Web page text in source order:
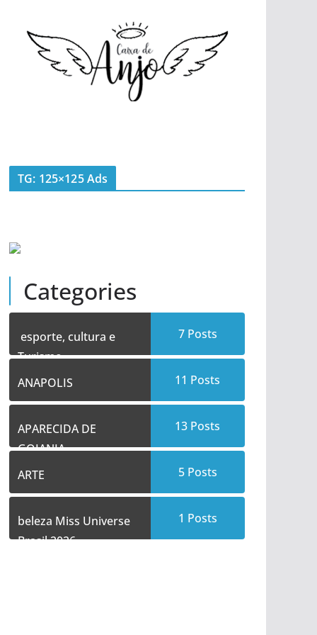
TG: 125×125 Ads
Categories
esporte, cultura e
Turismo
7 Posts
ANAPOLIS 11 Posts
APARECIDA DE
GOIANIA
13 Posts
ARTE 5 Posts
beleza Miss Universe
Brasil 2026
1 Posts